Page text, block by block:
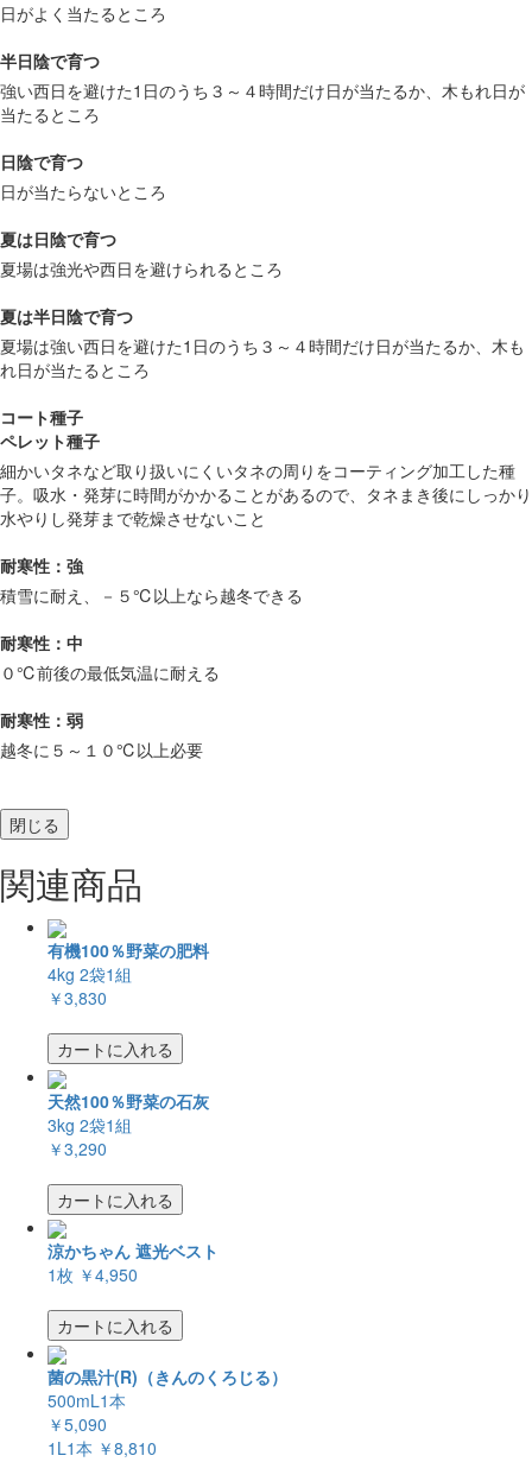
日がよく当たるところ
半日陰で育つ
強い西日を避けた1日のうち３～４時間だけ日が当たるか、木もれ日が
当たるところ
日陰で育つ
日が当たらないところ
夏は日陰で育つ
夏場は強光や西日を避けられるところ
夏は半日陰で育つ
夏場は強い西日を避けた1日のうち３～４時間だけ日が当たるか、木も
れ日が当たるところ
コート種子
ペレット種子
細かいタネなど取り扱いにくいタネの周りをコーティング加工した種
子。吸水・発芽に時間がかかることがあるので、タネまき後にしっかり
水やりし発芽まで乾燥させないこと
耐寒性：強
積雪に耐え、－５℃以上なら越冬できる
耐寒性：中
０℃前後の最低気温に耐える
耐寒性：弱
越冬に５～１０℃以上必要
閉じる
関連商品
有機100％野菜の肥料
4kg 2袋1組
￥3,830
カートに入れる
天然100％野菜の石灰
3kg 2袋1組
￥3,290
カートに入れる
涼かちゃん 遮光ベスト
1枚 ￥4,950
カートに入れる
菌の黒汁(R)（きんのくろじる）
500mL1本
￥5,090
1L1本 ￥8,810